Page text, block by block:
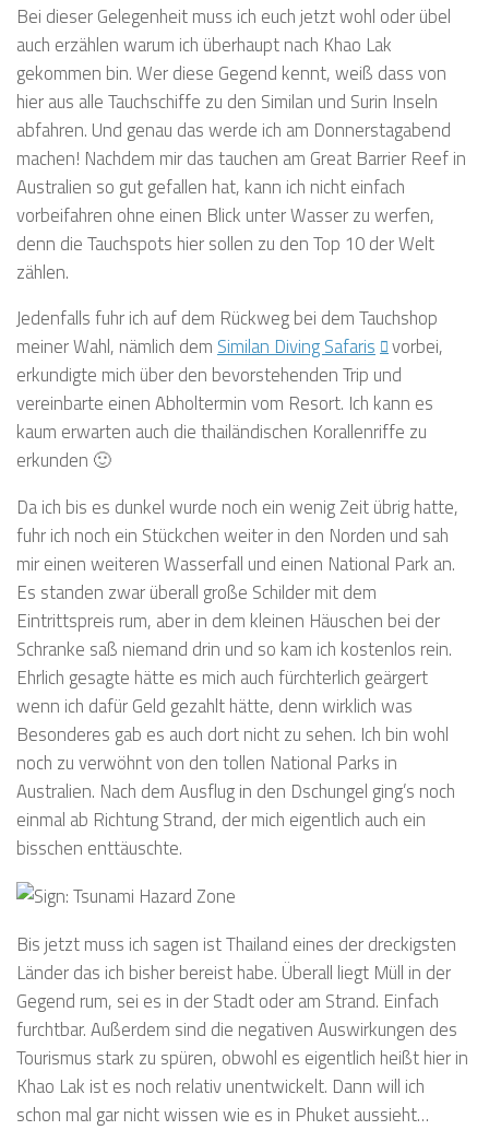
Bei dieser Gelegenheit muss ich euch jetzt wohl oder übel
auch erzählen warum ich überhaupt nach Khao Lak
gekommen bin. Wer diese Gegend kennt, weiß dass von
hier aus alle Tauchschiffe zu den Similan und Surin Inseln
abfahren. Und genau das werde ich am Donnerstagabend
machen! Nachdem mir das tauchen am Great Barrier Reef in
Australien so gut gefallen hat, kann ich nicht einfach
vorbeifahren ohne einen Blick unter Wasser zu werfen,
denn die Tauchspots hier sollen zu den Top 10 der Welt
zählen.
Jedenfalls fuhr ich auf dem Rückweg bei dem Tauchshop
meiner Wahl, nämlich dem Similan Diving Safaris vorbei,
erkundigte mich über den bevorstehenden Trip und
vereinbarte einen Abholtermin vom Resort. Ich kann es
kaum erwarten auch die thailändischen Korallenriffe zu
erkunden 🙂
Da ich bis es dunkel wurde noch ein wenig Zeit übrig hatte,
fuhr ich noch ein Stückchen weiter in den Norden und sah
mir einen weiteren Wasserfall und einen National Park an.
Es standen zwar überall große Schilder mit dem
Eintrittspreis rum, aber in dem kleinen Häuschen bei der
Schranke saß niemand drin und so kam ich kostenlos rein.
Ehrlich gesagte hätte es mich auch fürchterlich geärgert
wenn ich dafür Geld gezahlt hätte, denn wirklich was
Besonderes gab es auch dort nicht zu sehen. Ich bin wohl
noch zu verwöhnt von den tollen National Parks in
Australien. Nach dem Ausflug in den Dschungel ging’s noch
einmal ab Richtung Strand, der mich eigentlich auch ein
bisschen enttäuschte.
Bis jetzt muss ich sagen ist Thailand eines der dreckigsten
Länder das ich bisher bereist habe. Überall liegt Müll in der
Gegend rum, sei es in der Stadt oder am Strand. Einfach
furchtbar. Außerdem sind die negativen Auswirkungen des
Tourismus stark zu spüren, obwohl es eigentlich heißt hier in
Khao Lak ist es noch relativ unentwickelt. Dann will ich
schon mal gar nicht wissen wie es in Phuket aussieht…